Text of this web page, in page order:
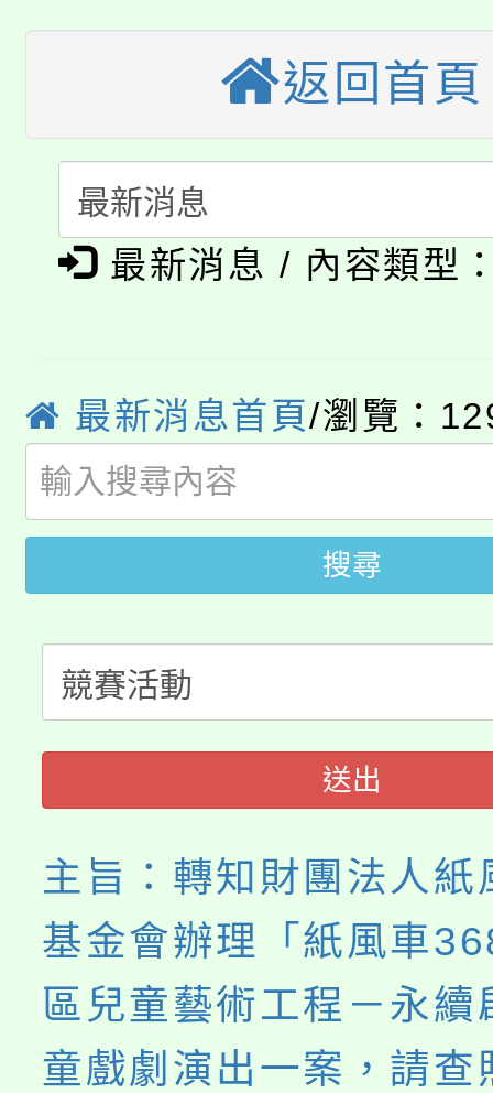
《TA101》溝通分析基
程，歡迎學生輔導中心
心理、諮商輔導、社會
系所師生報名參加。
轉知苗栗縣政府辦理
縣市「校園短影音徵
門員」簡章及活動海報
踴躍報名參加。
桃園市115學年度學生
要點
「桃園市補助參觀特色
展演活動實施計畫」
115年度「教育部表揚
義教育推展貢獻獎」
公告本校115學年度第
生本土語及新住民語歌
公告本校115學年度第
代理(課)教師甄選結果(
公告本校115學年度第
代理(課)教師甄選結果(
轉知中國文化大學推廣
《TA101》溝通分析基
程，歡迎學生輔導中心
心理、諮商輔導、社會
系所師生報名參加。
轉知苗栗縣政府辦理
縣市「校園短影音徵選
門員」簡章及活動海報
踴躍報名參加。
要點
「桃園市補助參觀特色
展演活動實施計畫」
115年度「教育部表揚
義教育推展貢獻獎」
返回首頁
最新消息 / 內容類型
最新消息首頁/瀏覽：
搜尋
送出
主旨：轉知財團法人紙
基金會辦理「紙風車
區兒童藝術工程－永續
童戲劇演出一案，請查